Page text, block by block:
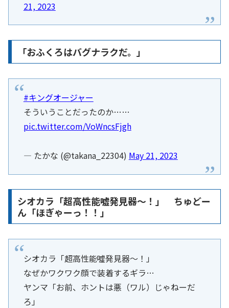
21, 2023
「おふくろはバグナラクだ。」
#キングオージャー
そういうことだったのか……
pic.twitter.com/VoWncsFjgh
— たかな (@takana_22304) May 21, 2023
シオカラ「超高性能噓発見器～！」 ちゅどー
ん「ほぎゃーっ！！」
シオカラ「超高性能噓発見器～！」
なぜかワクワク顔で装着するギラ…
ヤンマ「お前、ホントは悪（ワル）じゃねーだ
ろ」